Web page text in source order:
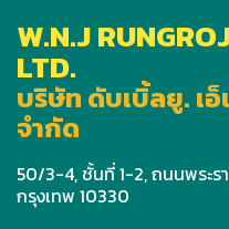
W.N.J
LTD.
บริษัท ดับเบิ้ลยู. เอ็
จำกัด
50/3-4, ชั้นที่ 1-2, ถนนพระร
กรุงเทพ 10330